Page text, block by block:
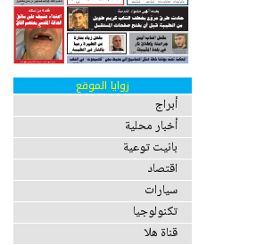
زوايا الموقع
أبراج
أخبار محلية
بانيت توعية
اقتصاد
سيارات
تكنولوجيا
قناة هلا